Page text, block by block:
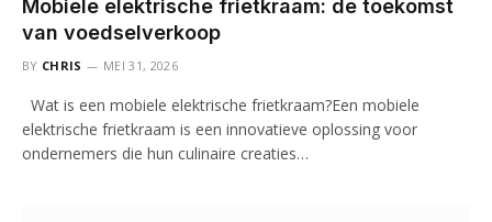
Mobiele elektrische frietkraam: de toekomst
van voedselverkoop
BY CHRIS MEI 31, 2026
Wat is een mobiele elektrische frietkraam?Een mobiele
elektrische frietkraam is een innovatieve oplossing voor
ondernemers die hun culinaire creaties…